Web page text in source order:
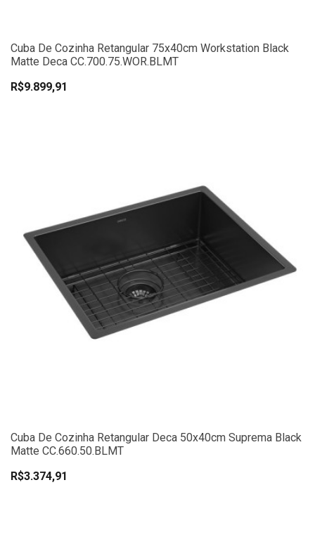
Cuba De Cozinha Retangular 75x40cm Workstation Black
Matte Deca CC.700.75.WOR.BLMT
R$9.899,91
Cuba De Cozinha Retangular Deca 50x40cm Suprema Black
Matte CC.660.50.BLMT
R$3.374,91